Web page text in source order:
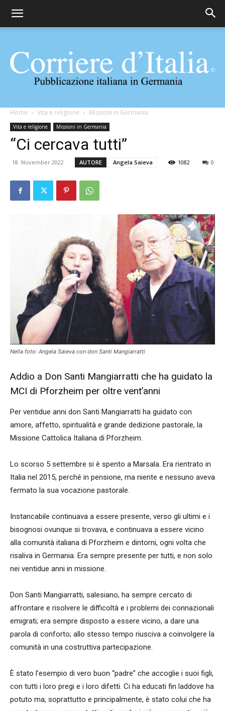
Corriere
d'Italia
Home Vita e religione Missioni in Germania
Vita e religione Missioni in Germania
“Ci cercava tutti”
18. November 2022 AUTORE Angela Saieva 1082 0
Nella foto: Angela Saieva con don Santi Mangiarratti
Addio a Don Santi Mangiarratti che ha guidato la
MCI di Pforzheim per oltre vent’anni
Per ventidue anni don Santi Mangiarratti ha guidato con
amore, affetto, spiritualità e grande dedizione pastorale, la
Missione Cattolica Italiana di Pforzheim.
Lo scorso 5 settembre si è spento a Marsala. Era rientrato in
Italia nel 2015, perché in pensione, ma niente e nessuno aveva
fermato la sua vocazione pastorale.
Instancabile continuava a essere presente, verso gli ultimi e i
bisognosi ovunque si trovava, e continuava a essere vicino
alla comunità italiana di Pforzheim e dintorni, ogni volta che
risaliva in Germania. Era sempre presente per tutti, e non solo
nei ventidue anni in missione.
Don Santi Mangiarratti, salesiano, ha sempre cercato di
affrontare e risolvere le difficoltà e i problemi dei connazionali
emigrati; era sempre disposto a essere vicino, a dare una
parola di conforto; allo stesso tempo riusciva a coinvolgere la
comunità in una costruttiva partecipazione.
È stato l’esempio di vero buon “padre” che accoglie i suoi figli,
con tutti i loro pregi e i loro difetti. Ci ha educati fin laddove ha
potuto ma, soprattutto e principalmente, è stato colui che ha